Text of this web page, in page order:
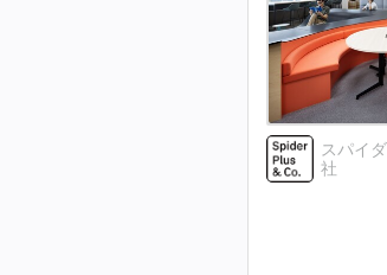
スパイ
社